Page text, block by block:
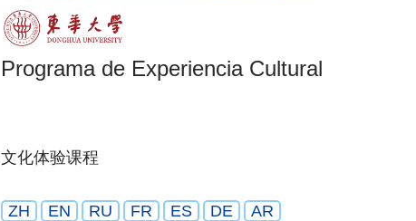
Programa de Experiencia Cultural
文化体验课程
ZH EN RU FR ES DE AR